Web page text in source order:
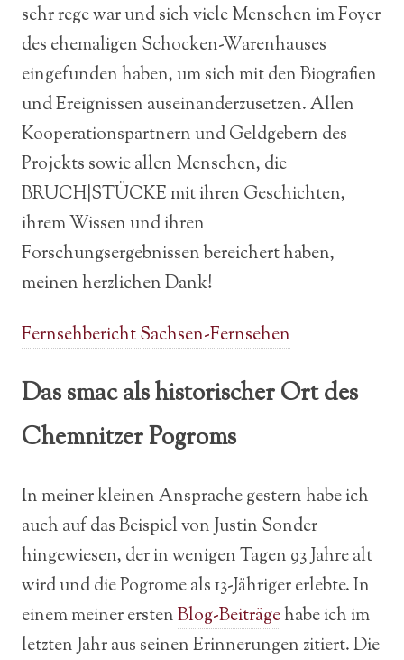
sehr rege war und sich viele Menschen im Foyer
des ehemaligen Schocken-Warenhauses
eingefunden haben, um sich mit den Biografien
und Ereignissen auseinanderzusetzen. Allen
Kooperationspartnern und Geldgebern des
Projekts sowie allen Menschen, die
BRUCH|STÜCKE mit ihren Geschichten,
ihrem Wissen und ihren
Forschungsergebnissen bereichert haben,
meinen herzlichen Dank!
Fernsehbericht Sachsen-Fernsehen
Das smac als historischer Ort des
Chemnitzer Pogroms
In meiner kleinen Ansprache gestern habe ich
auch auf das Beispiel von Justin Sonder
hingewiesen, der in wenigen Tagen 93 Jahre alt
wird und die Pogrome als 13-Jähriger erlebte. In
einem meiner erstenBlog-Beiträgehabe ich im
letzten Jahr aus seinen Erinnerungen zitiert. Die